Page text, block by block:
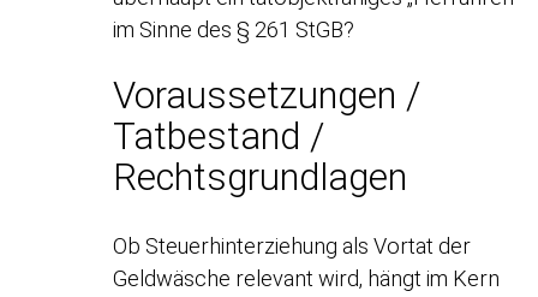
im Sinne des § 261 StGB?
Voraussetzungen /
Tatbestand /
Rechtsgrundlagen
Ob Steuerhinterziehung als Vortat der
Geldwäsche relevant wird, hängt im Kern